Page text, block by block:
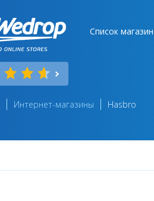
Список
Интернет-магазины Hasbro